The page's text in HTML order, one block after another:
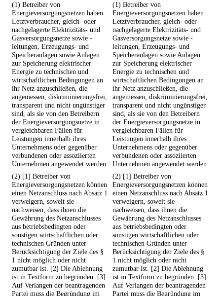
(1) Betreiber von
Energieversorgungsnetzen haben
Letztverbraucher, gleich- oder
nachgelagerte Elektrizitäts- und
Gasversorgungsnetze sowie -
leitungen, Erzeugungs- und
Speicheranlagen sowie Anlagen
zur Speicherung elektrischer
Energie zu technischen und
wirtschaftlichen Bedingungen an
ihr Netz anzuschließen, die
angemessen, diskriminierungsfrei,
transparent und nicht ungünstiger
sind, als sie von den Betreibern
der Energieversorgungsnetze in
vergleichbaren Fällen für
Leistungen innerhalb ihres
Unternehmens oder gegenüber
verbundenen oder assoziierten
Unternehmen angewendet werden.
(1) Betreiber von
Energieversorgungsnetzen haben
Letztverbraucher, gleich- oder
nachgelagerte Elektrizitäts- und
Gasversorgungsnetze sowie -
leitungen, Erzeugungs- und
Speicheranlagen sowie Anlagen
zur Speicherung elektrischer
Energie zu technischen und
wirtschaftlichen Bedingungen an
ihr Netz anzuschließen, die
angemessen, diskriminierungsfrei,
transparent und nicht ungünstiger
sind, als sie von den Betreibern
der Energieversorgungsnetze in
vergleichbaren Fällen für
Leistungen innerhalb ihres
Unternehmens oder gegenüber
verbundenen oder assoziierten
Unternehmen angewendet werden.
(2) [1] Betreiber von
Energieversorgungsnetzen können
einen Netzanschluss nach Absatz 1
verweigern, soweit sie
nachweisen, dass ihnen die
Gewährung des Netzanschlusses
aus betriebsbedingten oder
sonstigen wirtschaftlichen oder
technischen Gründen unter
Berücksichtigung der Ziele des §
1 nicht möglich oder nicht
zumutbar ist. [2] Die Ablehnung
ist in Textform zu begründen. [3]
Auf Verlangen der beantragenden
Partei muss die Begründung im
(2) [1] Betreiber von
Energieversorgungsnetzen können
einen Netzanschluss nach Absatz 1
verweigern, soweit sie
nachweisen, dass ihnen die
Gewährung des Netzanschlusses
aus betriebsbedingten oder
sonstigen wirtschaftlichen oder
technischen Gründen unter
Berücksichtigung der Ziele des §
1 nicht möglich oder nicht
zumutbar ist. [2] Die Ablehnung
ist in Textform zu begründen. [3]
Auf Verlangen der beantragenden
Partei muss die Begründung im